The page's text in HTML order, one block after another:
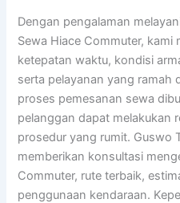
Dengan pengalaman
Sewa Hiace Commuter, kami
ketepatan waktu, kondisi
serta pelayanan yang ramah
proses pemesanan sewa
pelanggan dapat melakukan
prosedur yang rumit. Guswo
memberikan konsultasi
Commuter, rute terbaik,
penggunaan kendaraan.